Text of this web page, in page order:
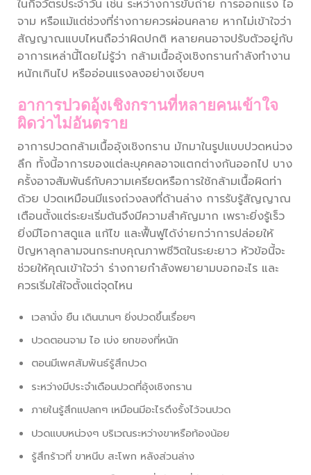
ในกิจวัตรประจำวัน เช่น ระหว่างการขับถ่าย การออกแรง ไอ
จาม หรือแม้แต่ช่วงที่ร่างกายควรผ่อนคลาย หากไม่เข้าใจว่า
สัญญาณแบบไหนถือว่าผิดปกติ หลายคนอาจปรับตัวอยู่กับ
อาการเหล่านี้โดยไม่รู้ว่า กล้ามเนื้ออุ้งเชิงกรานกำลังทำงาน
หนักเกินไป หรืออ่อนแรงลงอย่างเงียบๆ
อาการปวดอุ้งเชิงกรานที่หลายคนเข้าใจ
ผิดว่าไม่อันตราย
อาการปวดกล้ามเนื้ออุ้งเชิงกราน มักมาในรูปแบบปวดหน่วง
ลึก ทั้งนี้อาการของแต่ละบุคคลอาจแตกต่างกันออกไป บาง
ครั้งอาจสัมพันธ์กับความเครียดหรือการใช้กล้ามเนื้อผิดท่า
ด้วย ปวดเหมือนมีแรงถ่วงลงที่ด้านล่าง การรับรู้สัญญาณ
เตือนตั้งแต่ระยะเริ่มต้นจึงมีความสำคัญมาก เพราะยิ่งรู้เร็ว
ยิ่งมีโอกาสดูแล แก้ไข และฟื้นฟูได้ง่ายกว่าการปล่อยให้
ปัญหาลุกลามจนกระทบคุณภาพชีวิตในระยะยาว หัวข้อนี้จะ
ช่วยให้คุณเข้าใจว่า ร่างกายกำลังพยายามบอกอะไร และ
ควรเริ่มใส่ใจตั้งแต่จุดไหน
เวลานั่ง ยืน เดินนานๆ ยิ่งปวดขึ้นเรื่อยๆ
ปวดตอนจาม ไอ เบ่ง ยกของที่หนัก
ตอนมีเพศสัมพันธ์รู้สึกปวด
ระหว่างมีประจำเดือนปวดที่อุ้งเชิงกราน
ภายในรู้สึกแปลกๆ เหมือนมีอะไรดึงรั้งไว้จนปวด
ปวดแบบหน่วงๆ บริเวณระหว่างขาหรือท้องน้อย
รู้สึกร้าวที่ ขาหนีบ สะโพก หลังส่วนล่าง